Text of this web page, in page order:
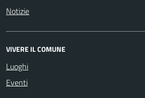
Notizie
VIVERE IL COMUNE
Luoghi
Eventi